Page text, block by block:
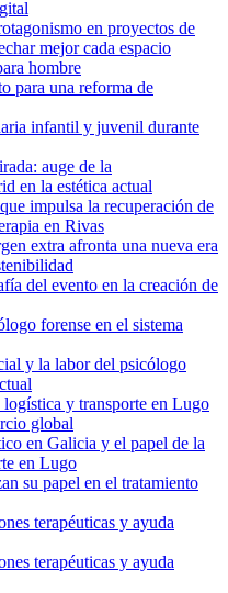
en proyectos de
mejor cada espacio
hombre
para una reforma de
infantil y juvenil durante
auge de la
en la estética actual
impulsa la recuperación de
en Rivas
extra afronta una nueva era
del evento en la creación de
forense en el sistema
y la labor del psicólogo
y transporte en Lugo
global
en Galicia y el papel de la
en Lugo
su papel en el tratamiento
terapéuticas y ayuda
terapéuticas y ayuda